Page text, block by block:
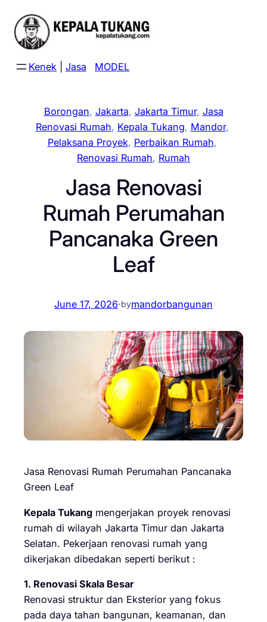
content
Kenek Jasa MODEL
Borongan, Jakarta, Jakarta Timur, Jasa
Renovasi Rumah, Kepala Tukang, Mandor
Pelaksana Proyek, Perbaikan Rumah
Renovasi Rumah, Rumah
Jasa Renovasi
Rumah Perumahan
Pancanaka Green
Leaf
June 17, 2026·bymandorbangunan
Jasa Renovasi Rumah Perumahan Pancanaka
Green Leaf
Kepala Tukang mengerjakan proyek renovasi
rumah di wilayah Jakarta Timur dan Jakarta
Selatan. Pekerjaan renovasi rumah yang
dikerjakan dibedakan seperti berikut :
1. Renovasi Skala Besar
Renovasi struktur dan Eksterior yang fokus
pada daya tahan bangunan, keamanan, dan